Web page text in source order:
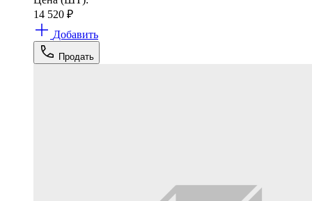
14 520 ₽
Добавить
Продать